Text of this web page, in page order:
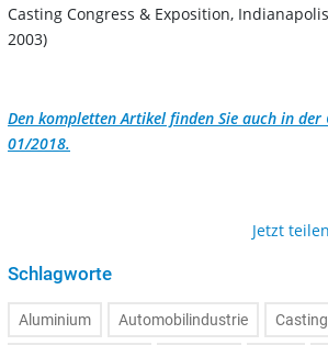
Casting Congress & Exposition,
2003)
Den kompletten Artikel finden Sie auch in der
01/2018.
Jetzt teilen
Schlagworte
Aluminium Automobilindustrie Casting